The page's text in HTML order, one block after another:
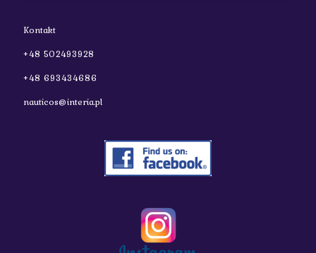
Kontakt
+48 502493928
+48 693434686
nauticos@interia.pl